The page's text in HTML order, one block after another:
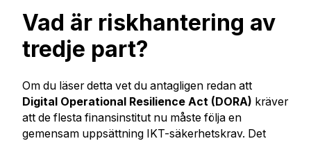
Vad är riskhantering av
tredje part?
Om du läser detta vet du antagligen redan att
Digital Operational Resilience Act (DORA) kräver
att de flesta finansinstitut nu måste följa en
gemensam uppsättning IKT-säkerhetskrav. Det